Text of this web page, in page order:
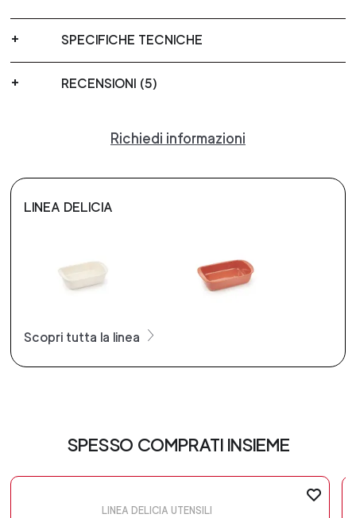
SPECIFICHE TECNICHE
RECENSIONI (5)
Richiedi informazioni
LINEA DELICIA
Scopri tutta la linea
SPESSO COMPRATI INSIEME
LINEA DELICIA UTENSILI